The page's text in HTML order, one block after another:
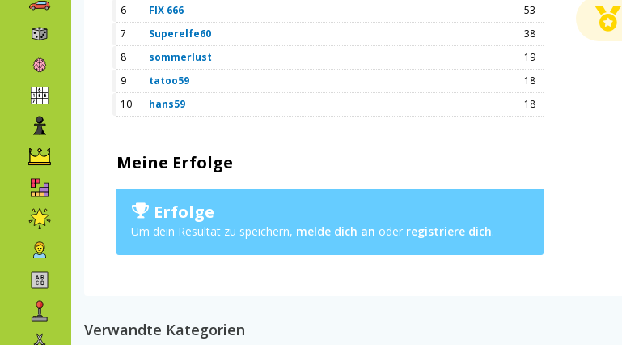
6
FIX 666
53
7
Superelfe60
38
8
sommerlust
19
9
tatoo59
18
10
hans59 18
Meine Erfolge
Erfolge
Um dein Resultat zu speichern, melde dich an oder registriere dich.
Verwandte Kategorien